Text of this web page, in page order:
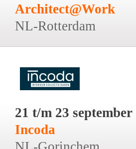
Architect@Work
NL-Rotterdam
21 t/m 23 september
Incoda